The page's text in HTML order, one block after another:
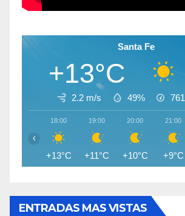
Santa Fe
+13°C
2.2 m/s 49% 761
18:00
+13°C
19:00
+11°C
20:00
+10°C
21:00
+9°C
‹
ENTRADAS MAS VISTAS